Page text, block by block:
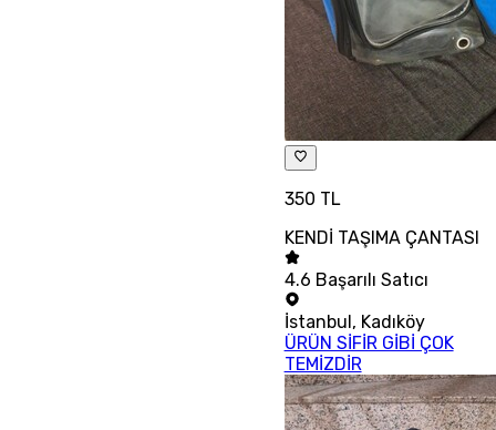
350 TL
KENDİ TAŞIMA ÇANTASI
4.6 Başarılı Satıcı
İstanbul, Kadıköy
ÜRÜN SİFİR GİBİ ÇOK
TEMİZDİR